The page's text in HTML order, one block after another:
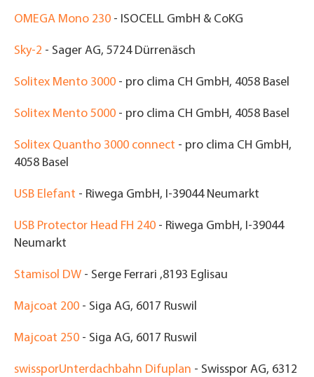
OMEGA Mono 230 - ISOCELL GmbH & CoKG
Sky-2 - Sager AG, 5724 Dürrenäsch
Solitex Mento 3000 - pro clima CH GmbH, 4058 Basel
Solitex Mento 5000 - pro clima CH GmbH, 4058 Basel
Solitex Quantho 3000 connect - pro clima CH GmbH,
4058 Basel
USB Elefant - Riwega GmbH, I-39044 Neumarkt
USB Protector Head FH 240 - Riwega GmbH, I-39044
Neumarkt
Stamisol DW - Serge Ferrari ,8193 Eglisau
Majcoat 200 - Siga AG, 6017 Ruswil
Majcoat 250 - Siga AG, 6017 Ruswil
swissporUnterdachbahn Difuplan - Swisspor AG, 6312